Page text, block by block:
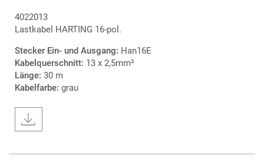
4022013
Lastkabel HARTING 16-pol.
Stecker Ein- und Ausgang: Han16E
Kabelquerschnitt: 13 x 2,5mm²
Länge: 30 m
Kabelfarbe: grau